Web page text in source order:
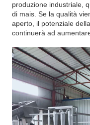
produzione industriale,
di mais. Se la qualità
aperto, il potenziale
continuerà ad